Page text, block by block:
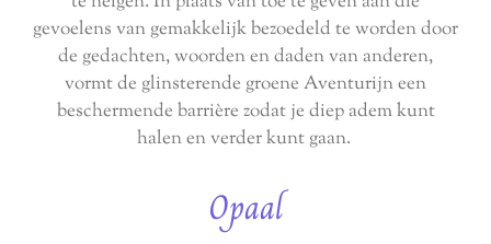
gevoelens van gemakkelijk bezoedeld te worden door
de gedachten, woorden en daden van anderen,
vormt de glinsterende groene Aventurijn een
beschermende barrière zodat je diep adem kunt
halen en verder kunt gaan.
Opaal